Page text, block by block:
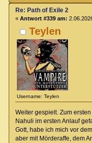
Teylen
Username: Teylen
Re: Path of Exile 2
« Antwort #339 am:
Weiter gespielt. Zum
Nahuli im ersten Anlauf
Gott, habe ich mich vor
aber mit Mörderaffe, dem